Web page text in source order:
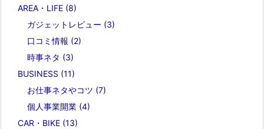
AREA・LIFE (8)
ガジェットレビュー (3)
口コミ情報 (2)
時事ネタ (3)
BUSINESS (11)
お仕事ネタやコツ (7)
個人事業開業 (4)
CAR・BIKE (13)